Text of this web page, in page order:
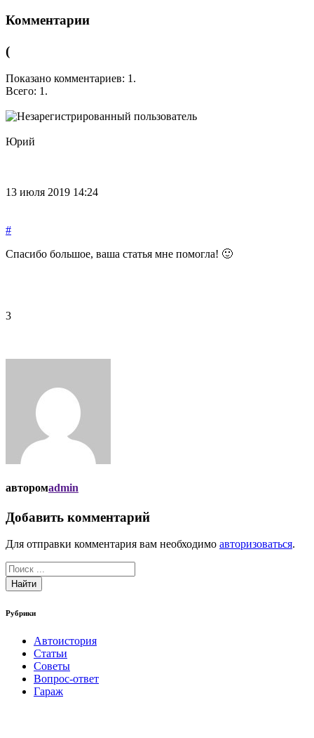
Комментарии
(
Показано комментариев: 1 .
Всего: 1 .
Юрий
13 июля 2019 14:24
#
Спасибо большое, ваша статья мне помогла! 🙂
3
авторомadmin
Добавить комментарий
Для отправки комментария вам необходимо авторизоваться.
Найти
Рубрики
Автоистория
Статьи
Советы
Вопрос-ответ
Гараж